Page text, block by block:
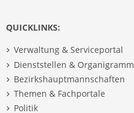
QUICKLINKS:
Verwaltung & Serviceportal
Dienststellen & Organigramm
Bezirkshauptmannschaften
Themen & Fachportale
Politik